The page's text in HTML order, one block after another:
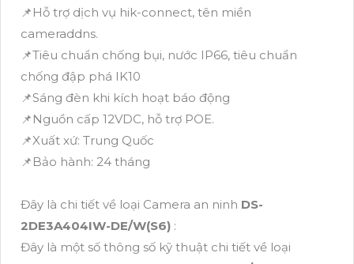
📌Hỗ trợ dịch vụ hik-connect, tên miền
cameraddns.
📌Tiêu chuẩn chống bụi, nước IP66, tiêu chuẩn
chống đập phá IK10
📌Sáng đèn khi kích hoạt báo động
📌Nguồn cấp 12VDC, hỗ trợ POE.
📌Xuất xứ: Trung Quốc
📌Bảo hành: 24 tháng
Đây là chi tiết về loại Camera an ninh DS-
2DE3A404IW-DE/W(S6) :
Đây là một số thông số kỹ thuật chi tiết về loại